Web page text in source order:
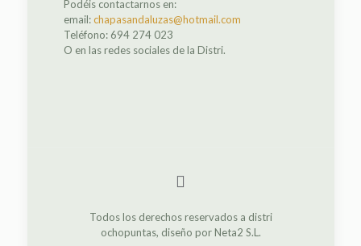
Podéis contactarnos en:
email:chapasandaluzas@hotmail.com
Teléfono: 694 274 023
O en las redes sociales de la Distri.
Todos los derechos reservados a distri
ochopuntas, diseño por Neta2 S.L.